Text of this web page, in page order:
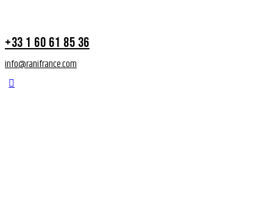
+33 1 60 61 85 36
info@ranifrance.com